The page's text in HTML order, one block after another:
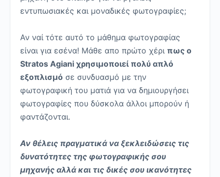
εντυπωσιακές και μοναδικές φωτογραφίες;
Αν ναί τότε αυτό το μάθημα φωτογραφίας
είναι για εσένα! Μάθε απο πρώτο χέρι πως ο
Stratos Agiani χρησιμοποιεί πολύ απλό
εξοπλισμό σε συνδυασμό με την
φωτογραφική του ματιά για να δημιουργήσει
φωτογραφίες που δύσκολα άλλοι μπορούν ή
φαντάζονται.
Αν θέλεις πραγματικά να ξεκλειδώσεις τις
δυνατότητες της φωτογραφικής σου
μηχανής αλλά και τις δικές σου ικανότητες